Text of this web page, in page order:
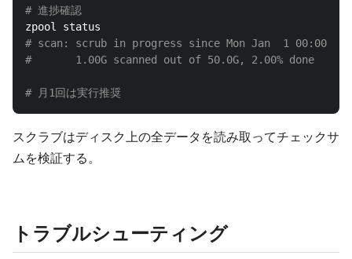
# 進捗確認
# scan: scrub in progress since Mon Jan  1 00:00:00
#       1.00G scanned out of 50.0G, 2.00% done
# 月1回は実行推奨
スクラブはディスク上の全データを読み取ってチェックサ
ムを検証する。
トラブルシューティング